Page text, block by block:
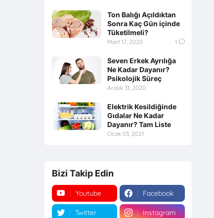
Ton Balığı Açıldıktan
Sonra Kaç Gün içinde
Tüketilmeli?
Mart 17, 2020 1
Seven Erkek Ayrılığa
Ne Kadar Dayanır?
Psikolojik Süreç
Aralık 31, 2020
Elektrik Kesildiğinde
Gıdalar Ne Kadar
Dayanır? Tam Liste
Ocak 03, 2021
Bizi Takip Edin
Youtube Facebook
Twitter Instagram